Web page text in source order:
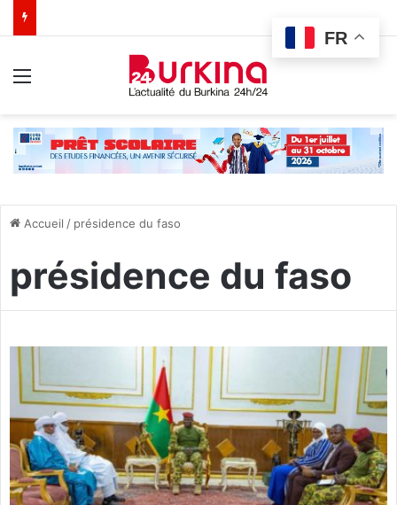
Accueil / présidence du faso
présidence du faso
FR